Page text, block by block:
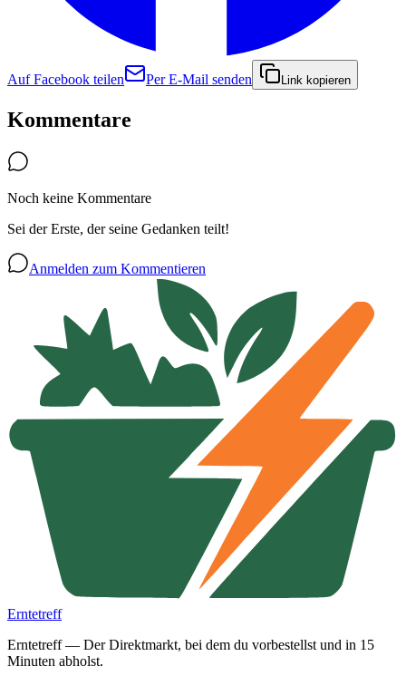
Auf Facebook teilen Per E-Mail senden Link kopieren
Kommentare
Noch keine Kommentare
Sei der Erste, der seine Gedanken teilt!
Anmelden zum Kommentieren
Erntetreff
Erntetreff — Der Direktmarkt, bei dem du vorbestellst und in 15
Minuten abholst.